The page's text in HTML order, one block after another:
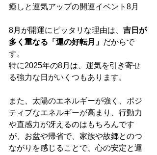
癒しと運気アップの開運イベント8月
8月が開運にピッタリな理由は、 吉日が
多く重なる「運の好転月」 だからで
す。
特に2025年の8月は、運気を引き寄せ
る強力な日がいくつもあります。
また、太陽のエネルギーが強く、ポジ
ティブなエネルギーが高まり、行動力
や直感力が冴えるのはもちろんです
が、お盆や帰省で、家族や故郷とのつ
ながりを感じることで、心の安定と運